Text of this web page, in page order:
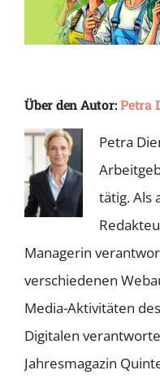
Über den Autor:Petra
Petra
tätig. Als
Managerin
verschiedenen
Media-Aktivitäten
Digitalen
Jahresmagazin